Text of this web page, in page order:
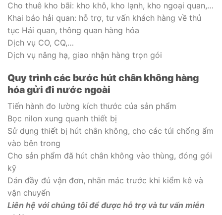
Cho thuê kho bãi: kho khô, kho lạnh, kho ngoại quan,…
Khai báo hải quan: hỗ trợ, tư vấn khách hàng về thủ
tục Hải quan, thông quan hàng hóa
Dịch vụ CO, CQ,…
Dịch vụ nâng hạ, giao nhận hàng trọn gói
Quy trình các bước hút chân không hàng
hóa gửi đi nước ngoài
Tiến hành đo lường kích thước của sản phẩm
Bọc nilon xung quanh thiết bị
Sử dụng thiết bị hút chân không, cho các túi chống ẩm
vào bên trong
Cho sản phẩm đã hút chân không vào thùng, đóng gói
kỹ
Dán đầy đủ vận đơn, nhãn mác trước khi kiểm kê và
vận chuyển
Liên hệ với chúng tôi để được hỗ trợ và tư vấn miễn